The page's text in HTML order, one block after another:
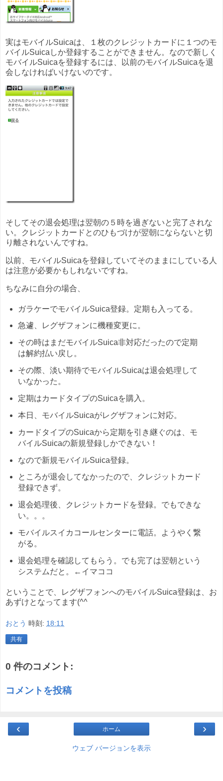
実はモバイルSuicaは、１枚のクレジットカードに１つのモ
バイルSuicaしか登録することができません。なので新しく
モバイルSuicaを登録するには、以前のモバイルSuicaを退
会しなければいけないのです。
そしてその退会処理は翌朝の５時を過ぎないと完了されな
い。クレジットカードとのひもづけが翌朝にならないと切
り離されないんですね。
以前、モバイルSuicaを登録していてそのままにしている人
は注意が必要かもしれないですね。
ちなみに自分の場合、
ガラケーでモバイルSuica登録。定期も入ってる。
急遽、レグザフォンに機種変更に。
その時はまだモバイルSuica非対応だったので定期
は解約払い戻し。
その際、淡い期待でモバイルSuicaは退会処理して
いなかった。
定期はカードタイプのSuicaを購入。
本日、モバイルSuicaがレグザフォンに対応。
カードタイプのSuicaから定期を引き継ぐのは、モ
バイルSuicaの新規登録しかできない！
なので新規モバイルSuica登録。
ところが退会してなかったので、クレジットカード
登録できず。
退会処理後、クレジットカードを登録。でもできな
い。。。
モバイルスイカコールセンターに電話。ようやく繋
がる。
退会処理を確認してもらう。でも完了は翌朝という
システムだと。←イマココ
ということで、レグザフォンへのモバイルSuica登録は、お
あずけとなってます(^^ゞ
おとう 時刻: 18:11
共有
0 件のコメント:
コメントを投稿
‹ ›
ホーム
ウェブ バージョンを表示